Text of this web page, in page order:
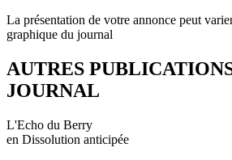
La présentation de votre annonce peut
graphique du journal
AUTRES
JOURNAL
L'Echo du Berry
en Dissolution anticipée